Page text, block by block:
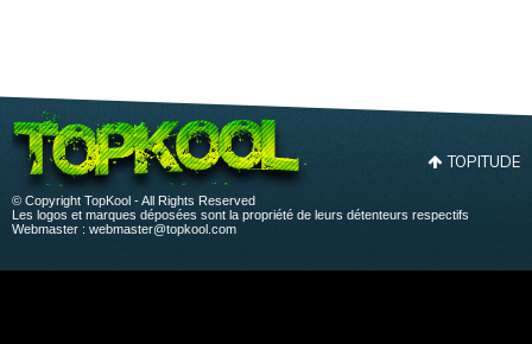
TOPITUDE
© Copyright TopKool - All Rights Reserved
Les logos et marques déposées sont la propriété de leurs détenteurs respectifs
Webmaster : webmaster@topkool.com